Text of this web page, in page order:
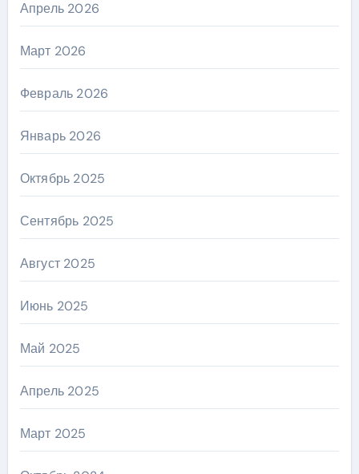
Апрель 2026
Март 2026
Февраль 2026
Январь 2026
Октябрь 2025
Сентябрь 2025
Август 2025
Июнь 2025
Май 2025
Апрель 2025
Март 2025